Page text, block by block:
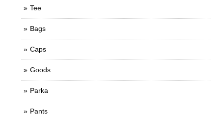
Tee
Bags
Caps
Goods
Parka
Pants